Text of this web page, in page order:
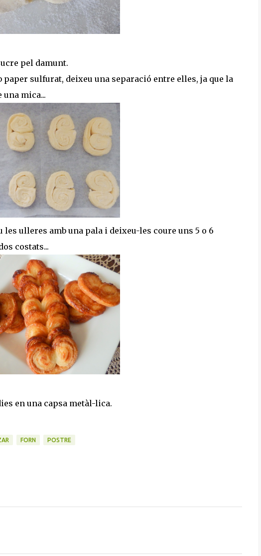
pel damunt.
paper sulfurat, deixeu una separació entre elles, ja que la
mica...
ulleres amb una pala i deixeu-les coure uns 5 o 6
costats...
en una capsa metàl-lica.
FORN POSTRE